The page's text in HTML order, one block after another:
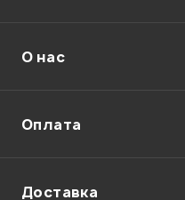
Отправить
О нас
Оплата
Доставка